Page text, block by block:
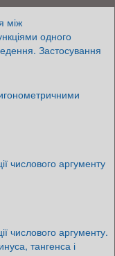
між
одного
Застосування
числового аргументу
числового аргументу.
тангенса і